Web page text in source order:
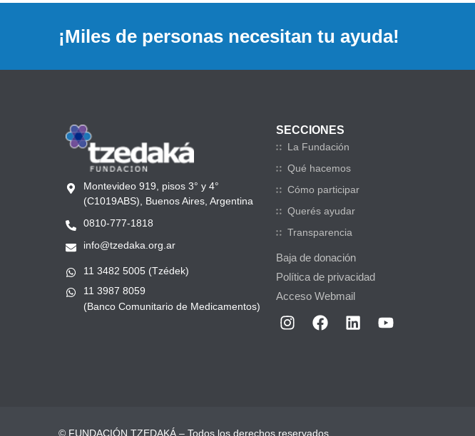
¡Miles de personas necesitan tu ayuda!
Montevideo 919, pisos 3° y 4°
(C1019ABS), Buenos Aires, Argentina
0810-777-1818
info@tzedaka.org.ar
11 3482 5005 (Tzédek)
11 3987 8059
(Banco Comunitario de Medicamentos)
SECCIONES
La Fundación
Qué hacemos
Cómo participar
Querés ayudar
Transparencia
Baja de donación
Política de privacidad
Acceso Webmail
© FUNDACIÓN TZEDAKÁ – Todos los derechos reservados.